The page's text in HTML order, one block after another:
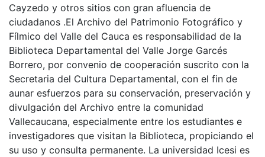
Cayzedo y otros sitios con gran afluencia de
ciudadanos .El Archivo del Patrimonio Fotográfico y
Fílmico del Valle del Cauca es responsabilidad de la
Biblioteca Departamental del Valle Jorge Garcés
Borrero, por convenio de cooperación suscrito con la
Secretaria del Cultura Departamental, con el fin de
aunar esfuerzos para su conservación, preservación y
divulgación del Archivo entre la comunidad
Vallecaucana, especialmente entre los estudiantes e
investigadores que visitan la Biblioteca, propiciando el
su uso y consulta permanente. La universidad Icesi es